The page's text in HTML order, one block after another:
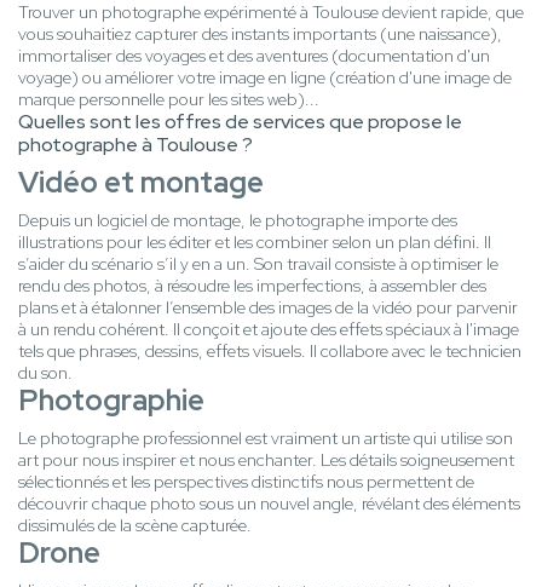
Trouver un photographe expérimenté à Toulouse devient rapide, que
vous souhaitiez capturer des instants importants (une naissance),
immortaliser des voyages et des aventures (documentation d'un
voyage) ou améliorer votre image en ligne (création d'une image de
marque personnelle pour les sites web)...
Quelles sont les offres de services que propose le
photographe à Toulouse ?
Vidéo et montage
Depuis un logiciel de montage, le photographe importe des
illustrations pour les éditer et les combiner selon un plan défini. Il
s’aider du scénario s’il y en a un. Son travail consiste à optimiser le
rendu des photos, à résoudre les imperfections, à assembler des
plans et à étalonner l’ensemble des images de la vidéo pour parvenir
à un rendu cohérent. Il conçoit et ajoute des effets spéciaux à l'image
tels que phrases, dessins, effets visuels. Il collabore avec le technicien
du son.
Photographie
Le photographe professionnel est vraiment un artiste qui utilise son
art pour nous inspirer et nous enchanter. Les détails soigneusement
sélectionnés et les perspectives distinctifs nous permettent de
découvrir chaque photo sous un nouvel angle, révélant des éléments
dissimulés de la scène capturée.
Drone